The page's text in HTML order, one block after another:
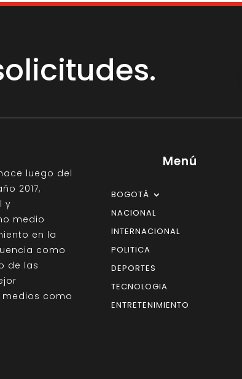
luego del
2017,
y
medio
en la
como
de las
como
Menú
BOGOTÁ
NACIONAL
INTERNACIONAL
POLITICA
DEPORTES
TECNOLOGIA
ENTRETENIMIENTO